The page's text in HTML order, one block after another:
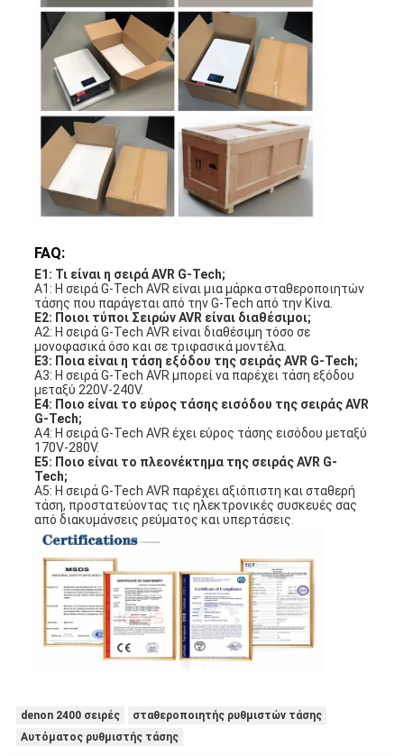
FAQ:
Ε1: Τι είναι η σειρά AVR G-Tech;
A1: Η σειρά G-Tech AVR είναι μια μάρκα σταθεροποιητών
τάσης που παράγεται από την G-Tech από την Κίνα.
Ε2: Ποιοι τύποι Σειρών AVR είναι διαθέσιμοι;
A2: Η σειρά G-Tech AVR είναι διαθέσιμη τόσο σε
μονοφασικά όσο και σε τριφασικά μοντέλα.
Ε3: Ποια είναι η τάση εξόδου της σειράς AVR G-Tech;
A3: Η σειρά G-Tech AVR μπορεί να παρέχει τάση εξόδου
μεταξύ 220V-240V.
Ε4: Ποιο είναι το εύρος τάσης εισόδου της σειράς AVR
G-Tech;
A4: Η σειρά G-Tech AVR έχει εύρος τάσης εισόδου μεταξύ
170V-280V.
Ε5: Ποιο είναι το πλεονέκτημα της σειράς AVR G-
Tech;
A5: Η σειρά G-Tech AVR παρέχει αξιόπιστη και σταθερή
τάση, προστατεύοντας τις ηλεκτρονικές συσκευές σας
από διακυμάνσεις ρεύματος και υπερτάσεις.
denon 2400 σειρές
σταθεροποιητής ρυθμιστών τάσης
Αυτόματος ρυθμιστής τάσης